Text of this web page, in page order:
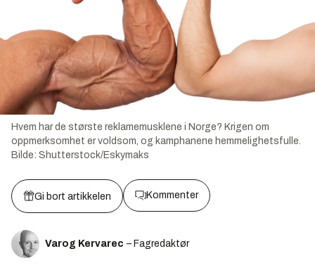
Hvem har de største reklamemusklene i Norge? Krigen om
oppmerksomhet er voldsom, og kamphanene hemmelighetsfulle.
Bilde: Shutterstock/Eskymaks
Gi bort artikkelen Kommenter
Varog Kervarec – Fagredaktør